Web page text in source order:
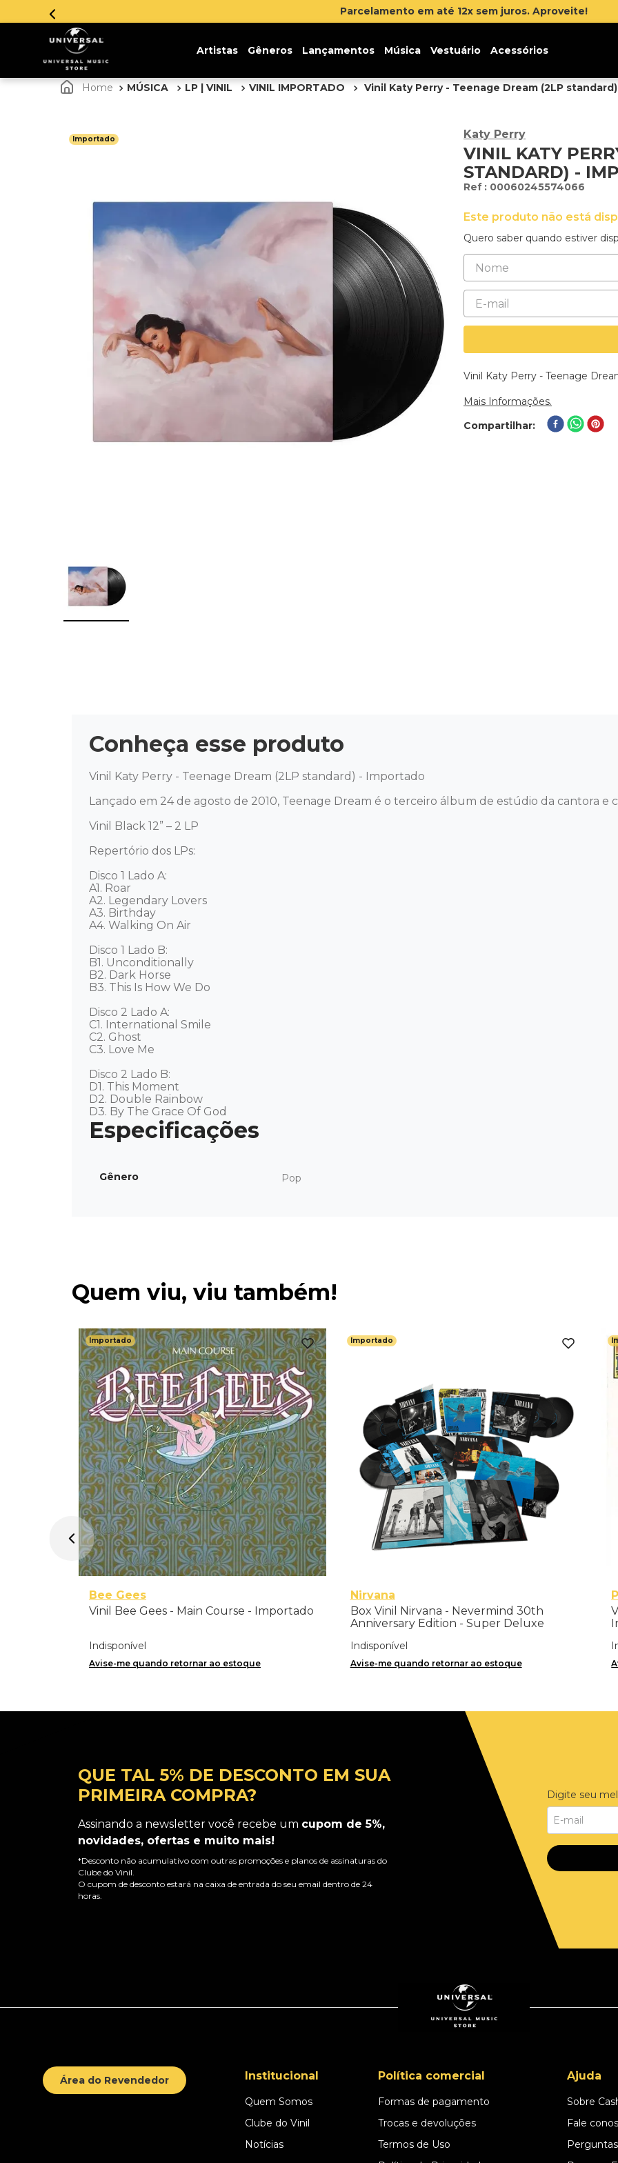
Parcelamento em até 12x sem juros. Aproveite!
Artistas Gêneros Lançamentos Música Vestuário Acessórios
MÚSICA LP | VINIL VINIL IMPORTADO Vinil Katy Perry - Teenage Dream (2LP
Importado Katy Perry
VINIL KATY
STANDARD) -
: 00060245574066
Este produto não está
Quero saber quando estiver
Vinil Katy Perry - Teenage
Mais Informações.
Compartilhar
Conheça esse produto
Vinil Katy Perry - Teenage Dream (2LP standard) - Importado
Lançado em 24 de agosto de 2010, Teenage Dream é o terceiro álbum de estúdio da cantora e
Vinil Black 12” – 2 LP
Repertório dos LPs:
Disco 1 Lado A:
A1. Roar
A2. Legendary Lovers
A3. Birthday
A4. Walking On Air
Disco 1 Lado B:
B1. Unconditionally
B2. Dark Horse
B3. This Is How We Do
Disco 2 Lado A:
C1. International Smile
C2. Ghost
C3. Love Me
Disco 2 Lado B:
D1. This Moment
D2. Double Rainbow
D3. By The Grace Of God
Gênero Pop
Quem viu, viu também!
Importado
Bee Gees
Vinil Bee Gees - Main Course - Importado
Indisponível
Avise-me quando retornar ao estoque
Importado
Nirvana
Box Vinil Nirvana - Nevermind 30th
Anniversary Edition - Super Deluxe
Indisponível
Avise-me quando retornar ao estoque
QUE TAL 5% DE DESCONTO EM SUA
PRIMEIRA COMPRA?
Assinando a newsletter você recebe um cupom de 5%,
novidades, ofertas e muito mais!
*Desconto não acumulativo com outras promoções e planos de assinaturas do
Clube do Vinil.
O cupom de desconto estará na caixa de entrada do seu email dentro de 24
horas.
Digite seu
Área do Revendedor Institucional
Quem Somos
Clube do Vinil
Notícias
Política comercial
Formas de pagamento
Trocas e devoluções
Termos de Uso
Ajuda
Sobre
Fale